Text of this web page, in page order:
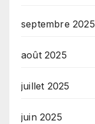
septembre 2025
août 2025
juillet 2025
juin 2025